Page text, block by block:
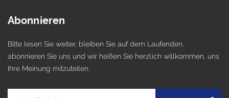
Abonnieren
Bitte lesen Sie weiter, bleiben Sie auf dem Laufenden,
abonnieren Sie uns und wir heißen Sie herzlich willkommen, uns
Ihre Meinung mitzuteilen.